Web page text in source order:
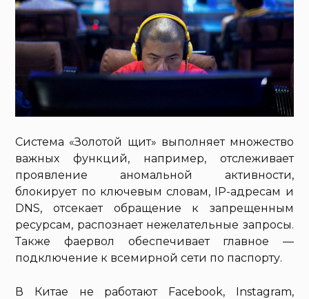
Система «Золотой щит» выполняет множество
важных функций, например, отслеживает
проявление аномальной активности,
блокирует по ключевым словам, IP-адресам и
DNS, отсекает обращение к запрещенным
ресурсам, распознает нежелательные запросы.
Также фаервол обеспечивает главное —
подключение к всемирной сети по паспорту.
В Китае не работают Facebook, Instagram,